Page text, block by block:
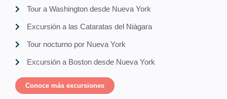
Tour a Washington desde Nueva York
Excursión a las Cataratas del Niágara
Tour nocturno por Nueva York
Excursión a Boston desde Nueva York
Conoce más excursiones